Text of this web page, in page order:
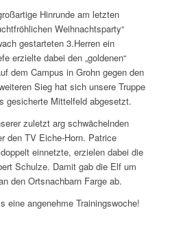
Hinrunde am letzten
Weihnachtsparty“
gestarteten 3.Herren ein
erzielte dabei den „goldenen“
dem Campus in Grohn gegen den
Sieg hat sich unsere Truppe
gesicherte Mittelfeld abgesetzt.
zuletzt arg schwächelnden
den TV Eiche-Horn. Patrice
einnetzte, erzielen dabei die
Schulze. Damit gab die Elf um
den Ortsnachbarn Farge ab.
eine angenehme Trainingswoche!